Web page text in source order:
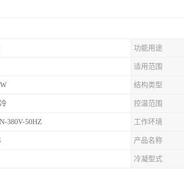
功能用途
适用范围
结构类型
控温范围
380V-50HZ 工作环境
产品名称
冷凝型式